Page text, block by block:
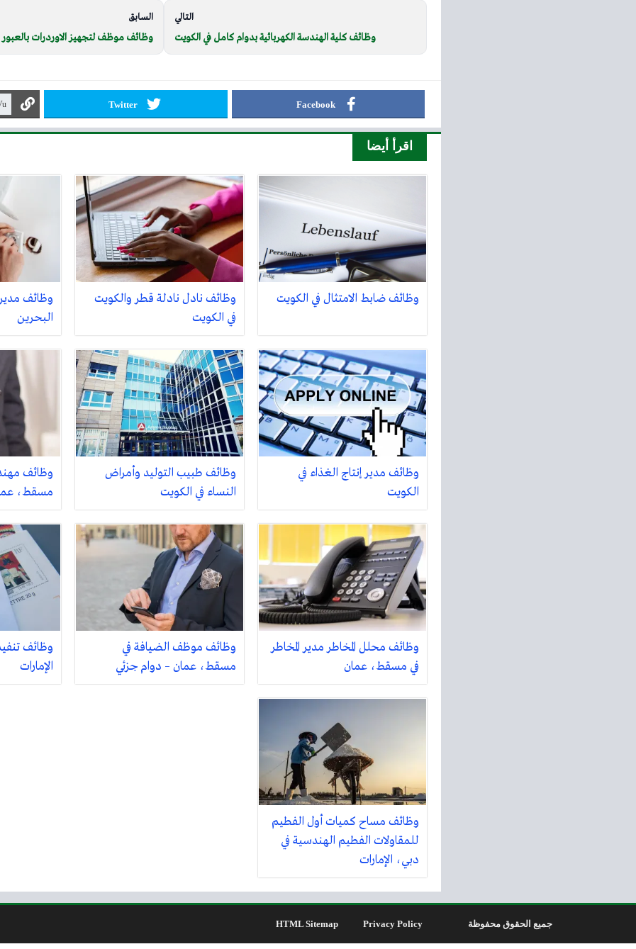
التالي
وظائف كلية الهندسة الكهربائية بدوام كامل في الكويت
السابق
وظائف موظف لتجهيز الاوردرات بالعبور
Facebook
Twitter
اقرأ أيضا
وظائف ضابط الامتثال في الكويت
وظائف نادل نادلة قطر والكويت
في الكويت
وظائف
البحرين
وظائف مدير إنتاج الغذاء في
الكويت
وظائف طبيب التوليد وأمراض
النساء في الكويت
وظائف
مسقط،
وظائف محلل المخاطر مدير المخاطر
في مسقط، عمان
وظائف موظف الضيافة في
مسقط، عمان – دوام جزئي
وظائف
الإمارات
وظائف مساح كميات أول الفطيم
للمقاولات الفطيم الهندسية في
دبي، الإمارات
Privacy Policy
HTML Sitemap جميع الحقوق محفوظة